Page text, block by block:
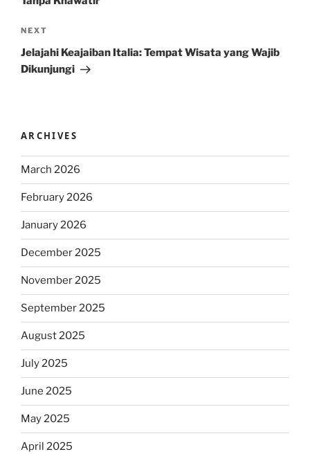
Next
Post
NEXT
Jelajahi Keajaiban Italia: Tempat Wisata yang Wajib
Dikunjungi
ARCHIVES
March 2026
February 2026
January 2026
December 2025
November 2025
September 2025
August 2025
July 2025
June 2025
May 2025
April 2025